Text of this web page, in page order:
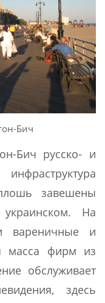
Бич
Бич русско- и
завешены
На
вареничные и
масса фирм из
обслуживает
здесь